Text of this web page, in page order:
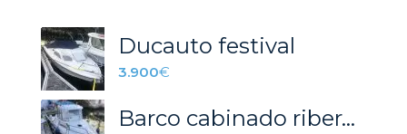
Ducauto festival
3.900€
Barco cabinado ribera 6m